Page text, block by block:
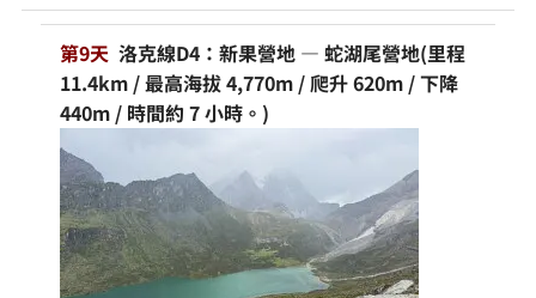
第9天 洛克線D4：新果營地 — 蛇湖尾營地(里程
11.4km / 最高海拔 4,770m / 爬升 620m / 下降
440m / 時間約 7 小時。)